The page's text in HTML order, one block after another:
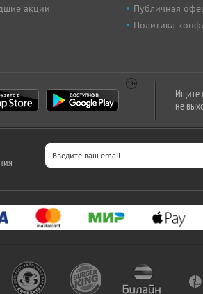
акции
Публичная
Политика
Ищите
не